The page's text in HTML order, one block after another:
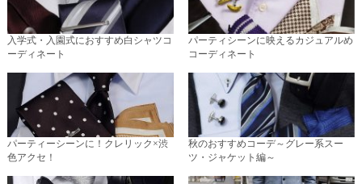
入学式・入園式におすすめ白シャツコ
ーディネート
パーティシーンに映えるカジュアルめ
コーディネート
パーティーシーンに！クレリック×渋
色アクセ！
秋のおすすめコーデ～グレー系スー
ツ・ジャケット編～